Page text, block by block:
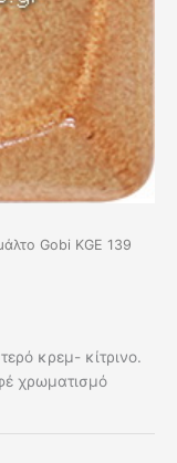
Gobi KGE 139
κρεμ- κίτρινο.
χρωματισμό